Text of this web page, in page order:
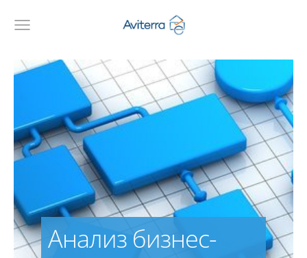
Анализ бизнес-